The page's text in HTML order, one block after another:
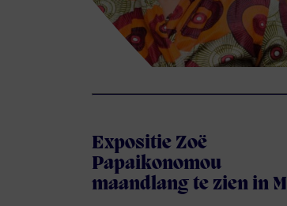
Expositie Zoë
Papaikonomou
maandlang te zien in M